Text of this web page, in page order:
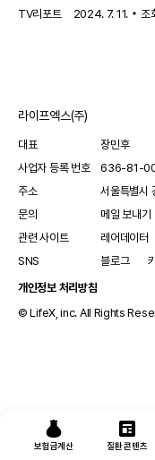
보험금계산 질환 콘텐츠
'비보티비(VIVO TV)'에는 '원
TV리포트 2024. 7. 11. 조
라이프엑스(주)
대표
장민후
사업자 등록 번호
636-81-
주소
서울특별시
문의
메일 보내기
관련 사이트
레어데이터
SNS
블로그
개인정보 처리방침
© LifeX, inc. All Rights